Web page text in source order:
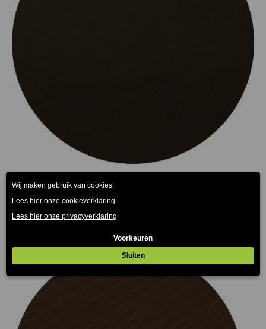
Tafelblad Zwart Melamine 70x70cm
€33.00